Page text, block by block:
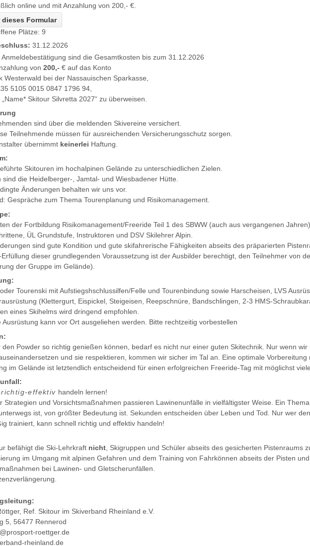
online und mit Anzahlung von 200,- €.
Plätze: 9
31.12.2026
Anmeldebestätigung sind die Gesamtkosten bis zum 31.12.2026
von 200,- € auf das Konto
Westerwald bei der Nassauischen Sparkasse,
5105 0015 0847 1796 94,
Skitour Silvretta 2027“ zu überweisen.
sind über die meldenden Skivereine versichert.
Teilnehmende müssen für ausreichenden Versicherungsschutz sorgen.
übernimmt keinerlei Haftung.
Skitouren im hochalpinen Gelände zu unterschiedlichen Zielen.
sind die Heidelberger-, Jamtal- und Wiesbadener Hütte.
Änderungen behalten wir uns vor.
Gespräche zum Thema Tourenplanung und Risikomanagement.
der Fortbildung Risikomanagement/Freeride Teil 1 des SBWW (auch aus vergangenen
ÜL Grundstufe, Instruktoren und DSV Skilehrer Alpin.
sind gute Kondition und gute skifahrerische Fähigkeiten abseits des präparierten
Erfüllung dieser grundlegenden Voraussetzung ist der Ausbilder berechtigt, den Teilnehmer von
der Gruppe im Gelände).
Tourenski mit Aufstiegshschlussilfen/Felle und Tourenbindung sowie Harscheisen, LVS
(Klettergurt, Eispickel, Steigeisen, Reepschnüre, Bandschlingen, 2-3 HMS-
eines Skihelms wird dringend empfohlen.
Ausrüstung kann vor Ort ausgeliehen werden. Bitte rechtzeitig vorbestellen
den Powder so richtig genießen können, bedarf es nicht nur einer guten Skitechnik. Nur wenn
und sie respektieren, kommen wir sicher im Tal an. Eine optimale
im Gelände ist letztendlich entscheidend für einen erfolgreichen Freeride-Tag mit möglichst
effektiv handeln lernen!
Strategien und Vorsichtsmaßnahmen passieren Lawinenunfälle in vielfältigster Weise. Ein
ist, von größter Bedeutung ist. Sekunden entscheiden über Leben und Tod. Nur wer
trainiert, kann schnell richtig und effektiv handeln!
befähigt die Ski-Lehrkraft nicht, Skigruppen und Schüler abseits des gesicherten Pistenraums
im Umgang mit alpinen Gefahren und dem Training von Fahrkönnen abseits der Pisten
bei Lawinen- und Gletscherunfällen.
Ref. Skitour im Skiverband Rheinland e.V.
5, 56477 Rennerod
roettger.de
rheinland.de